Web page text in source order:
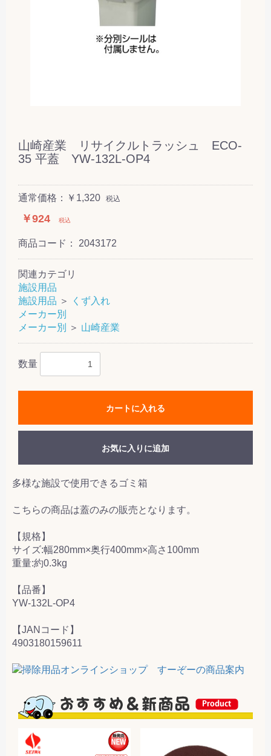
山崎産業 リサイクルトラッシュ ECO-
35 平蓋 YW-132L-OP4
通常価格：￥1,320 税込
￥924 税込
商品コード： 2043172
関連カテゴリ
施設用品
施設用品 ＞
くず入れ
メーカー別
メーカー別
＞ 山崎産業
数量
カートに入れる
お気に入りに追加
多様な施設で使用できるゴミ箱
こちらの商品は蓋のみの販売となります。
【規格】
サイズ:幅280mm×奥行400mm×高さ100mm
重量:約0.3kg
【品番】
YW-132L-OP4
【JANコード】
4903180159611